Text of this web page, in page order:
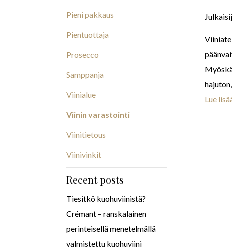
Lue
Pieni pakkaus
Pientuottaja
Prosecco
Samppanja
Viinialue
Viinin varastointi
Viinitietous
Viinivinkit
Recent posts
Tiesitkö kuohuviinistä?
Crémant – ranskalainen
perinteisellä menetelmällä
valmistettu kuohuviini